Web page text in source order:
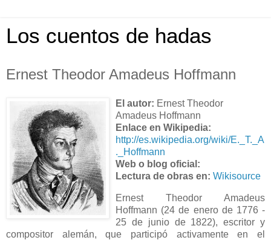
Los cuentos de hadas
Ernest Theodor Amadeus Hoffmann
El autor: Ernest Theodor
Amadeus Hoffmann
Enlace en Wikipedia:
http://es.wikipedia.org/wiki/E._T._A
._Hoffmann
Web o blog oficial:
Lectura de obras en: Wikisource
Ernest Theodor Amadeus
Hoffmann (24 de enero de 1776 -
25 de junio de 1822), escritor y
compositor alemán, que participó activamente en el